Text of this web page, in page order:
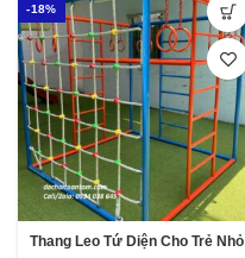
-18%
Thang Leo Tứ Diện Cho Trẻ Nhỏ